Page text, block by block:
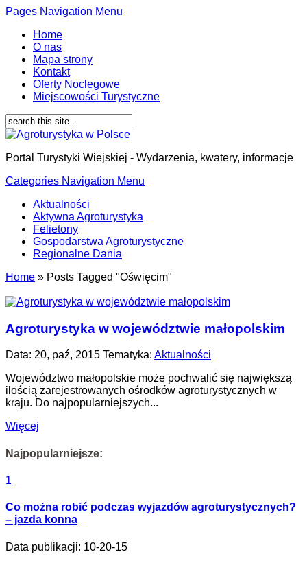
Pages Navigation Menu
Home
O nas
Mapa strony
Kontakt
Oferty Noclegowe
Miejscowości Turystyczne
Portal Turystyki Wiejskiej - Wydarzenia, kwatery, informacje
Categories Navigation Menu
Aktualności
Aktywna Agroturystyka
Felietony
Gospodarstwa Agroturystyczne
Regionalne Dania
Home » Posts Tagged "Oświęcim"
Agroturystyka w województwie małopolskim
Data: 20, paź, 2015 Tematyka: Aktualności
Województwo małopolskie może pochwalić się największą
ilością zarejestrowanych ośrodków agroturystycznych w
kraju. Do najpopularniejszych...
Więcej
Najpopularniejsze:
1
Co można robić podczas wyjazdów agroturystycznych?
– jazda konna
Data publikacji: 10-20-15